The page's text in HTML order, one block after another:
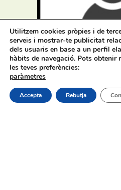
Procés selectiu 1
joventut – torn
Utilitzem cookies pròpies i de
serveis i mostrar-te publicitat
dels usuaris en base a un perfil
hàbits de navegació. Pots
les teves preferències:
paràmetres
Accepta Rebutja